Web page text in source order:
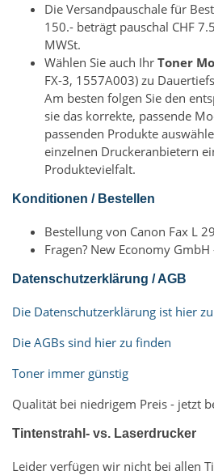
Die Versandpauschale für
150.- beträgt pauschal CHF
MWSt.
Wählen Sie auch Ihr Toner
FX-3, 1557A003) zu
Am besten folgen Sie den
sie das korrekte, passende
passenden Produkte
einzelnen Druckeranbietern
Produktevielfalt.
Konditionen / Bestellen
Bestellung von Canon Fax L
Fragen? New Economy
Datenschutzerklärung / AGB
Die Datenschutzerklärung ist hier
Die AGBs sind hier zu finden
Toner immer günstig
Qualität bei niedrigem Preis - jetzt
Tintenstrahl- vs. Laserdrucker
Leider verfügen wir nicht bei allen